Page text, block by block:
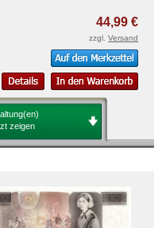
44,99 €
zzgl. Versand
zeigen